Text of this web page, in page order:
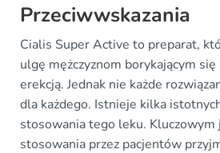
Przeciwwskazania
Cialis Super Active to preparat,
ulgę mężczyznom borykającym
erekcją. Jednak nie każde
dla każdego. Istnieje kilka
stosowania tego leku.
stosowania przez pacjentów